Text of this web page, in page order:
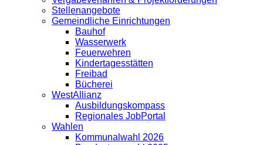
Stellenangebote
Gemeindliche Einrichtungen
Bauhof
Wasserwerk
Feuerwehren
Kindertagesstätten
Freibad
Bücherei
WestAllianz
Ausbildungskompass
Regionales JobPortal
Wahlen
Kommunalwahl 2026